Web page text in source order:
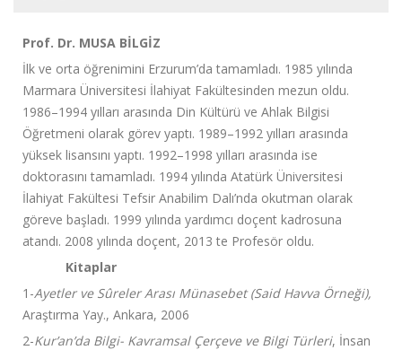
Prof. Dr. MUSA BİLGİZ
İlk ve orta öğrenimini Erzurum’da tamamladı. 1985 yılında
Marmara Üniversitesi İlahiyat Fakültesinden mezun oldu.
1986–1994 yılları arasında Din Kültürü ve Ahlak Bilgisi
Öğretmeni olarak görev yaptı. 1989–1992 yılları arasında
yüksek lisansını yaptı. 1992–1998 yılları arasında ise
doktorasını tamamladı. 1994 yılında Atatürk Üniversitesi
İlahiyat Fakültesi Tefsir Anabilim Dalı’nda okutman olarak
göreve başladı. 1999 yılında yardımcı doçent kadrosuna
atandı. 2008 yılında doçent, 2013 te Profesör oldu.
Kitaplar
1-Ayetler ve Sûreler Arası Münasebet (Said Havva Örneği),
Araştırma Yay., Ankara, 2006
2-Kur’an’da Bilgi- Kavramsal Çerçeve ve Bilgi Türleri, İnsan